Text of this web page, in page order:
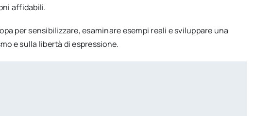
affidabili.
per sensibilizzare, esaminare esempi reali e sviluppare una
e sulla libertà di espressione.